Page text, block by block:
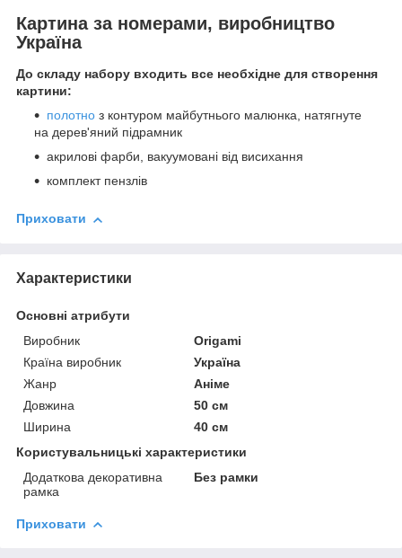
Картина за номерами, виробництво
Україна
До складу набору входить все необхідне для створення
картини:
полотно з контуром майбутнього малюнка, натягнуте
на дерев'яний підрамник
акрилові фарби, вакуумовані від висихання
комплект пензлів
Приховати
Характеристики
Основні атрибути
Виробник
Origami
Країна виробник
Україна
Жанр
Аніме
Довжина
50 см
Ширина
40 см
Користувальницькі характеристики
Додаткова декоративна
рамка
Без рамки
Приховати